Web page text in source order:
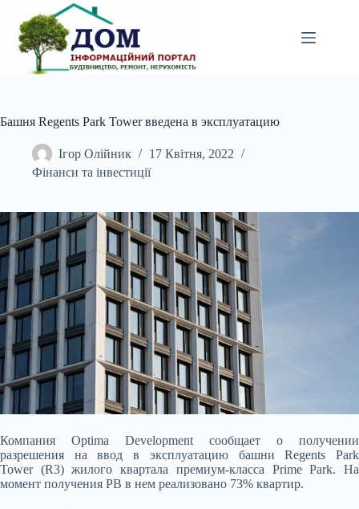
вмісту
Башня Regents Park Tower введена в эксплуатацию
Ігор Олійник
17 Квітня, 2022
Фінанси та інвестиції
Компания Optima Development сообщает о получении
разрешения на ввод в эксплуатацию башни Regents Park
Tower (R3) жилого квартала премиум-класса Prime Park. На
момент получения РВ в нем реализовано 73% квартир.